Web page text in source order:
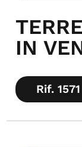
IN
Rif. 1571